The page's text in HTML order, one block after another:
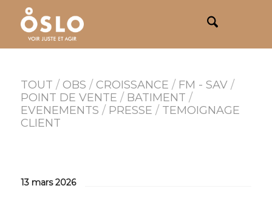
TOUT / OBS / CROISSANCE / FM - SAV/
POINT DE VENTE / BATIMENT /
EVENEMENTS / PRESSE / TEMOIGNAGE
CLIENT
13 mars 2026